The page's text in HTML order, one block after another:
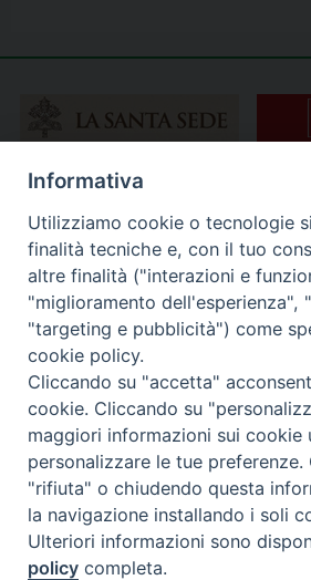
Informativa
Utilizziamo cookie o tecnologie
finalità tecniche e, con il tuo
altre finalità ("interazioni e
"miglioramento dell'esperienza",
"targeting e pubblicità") come
cookie policy.
Cliccando su "accetta"
cookie. Cliccando su
maggiori informazioni sui cookie
personalizzare le tue preferenze.
"rifiuta" o chiudendo questa
la navigazione installando i soli
Ulteriori informazioni sono
policy completa.